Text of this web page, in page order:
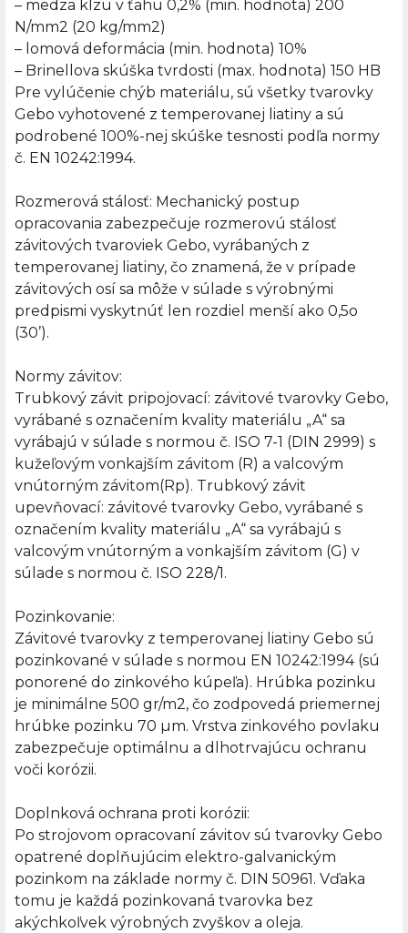
– medza klzu v ťahu 0,2% (min. hodnota) 200
N/mm2 (20 kg/mm2)
– lomová deformácia (min. hodnota) 10%
– Brinellova skúška tvrdosti (max. hodnota) 150 HB
Pre vylúčenie chýb materiálu, sú všetky tvarovky
Gebo vyhotovené z temperovanej liatiny a sú
podrobené 100%-nej skúške tesnosti podľa normy
č. EN 10242:1994.
Rozmerová stálosť: Mechanický postup
opracovania zabezpečuje rozmerovú stálosť
závitových tvaroviek Gebo, vyrábaných z
temperovanej liatiny, čo znamená, že v prípade
závitových osí sa môže v súlade s výrobnými
predpismi vyskytnúť len rozdiel menší ako 0,5o
(30’).
Normy závitov:
Trubkový závit pripojovací: závitové tvarovky Gebo,
vyrábané s označením kvality materiálu „A“ sa
vyrábajú v súlade s normou č. ISO 7-1 (DIN 2999) s
kužeľovým vonkajším závitom (R) a valcovým
vnútorným závitom(Rp). Trubkový závit
upevňovací: závitové tvarovky Gebo, vyrábané s
označením kvality materiálu „A“ sa vyrábajú s
valcovým vnútorným a vonkajším závitom (G) v
súlade s normou č. ISO 228/1.
Pozinkovanie:
Závitové tvarovky z temperovanej liatiny Gebo sú
pozinkované v súlade s normou EN 10242:1994 (sú
ponorené do zinkového kúpeľa). Hrúbka pozinku
je minimálne 500 gr/m2, čo zodpovedá priemernej
hrúbke pozinku 70 µm. Vrstva zinkového povlaku
zabezpečuje optimálnu a dlhotrvajúcu ochranu
voči korózii.
Doplnková ochrana proti korózii:
Po strojovom opracovaní závitov sú tvarovky Gebo
opatrené doplňujúcim elektro-galvanickým
pozinkom na základe normy č. DIN 50961. Vďaka
tomu je každá pozinkovaná tvarovka bez
akýchkoľvek výrobných zvyškov a oleja.